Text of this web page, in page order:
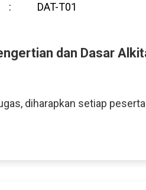
: DAT-T01
dan Dasar
diharapkan setiap